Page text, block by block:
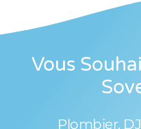
Vous
Plombier,